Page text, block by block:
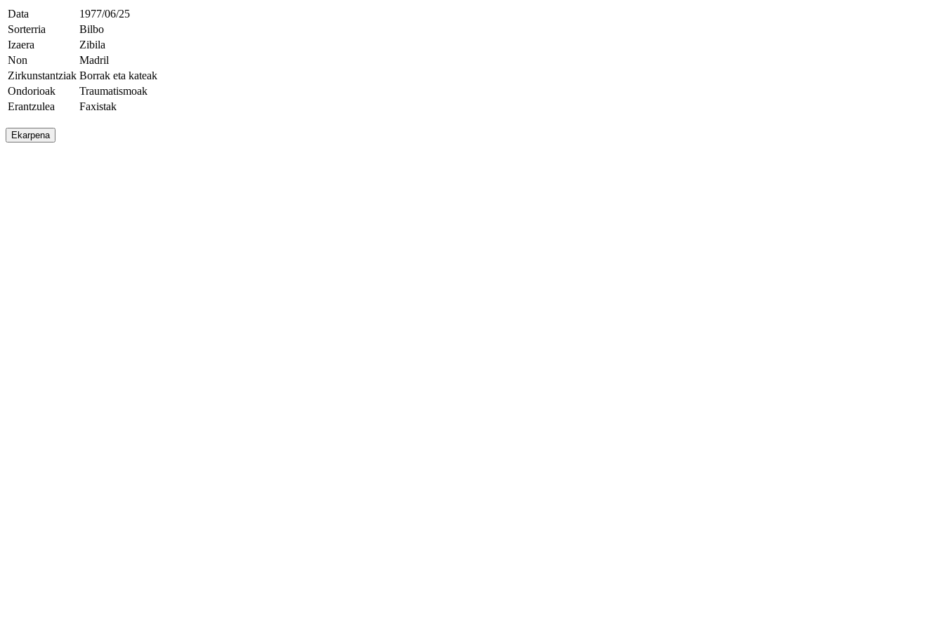
Data
1977/06/25
Sorterria
Bilbo
Izaera
Zibila
Non
Madril
Zirkunstantziak Borrak eta kateak
Ondorioak
Traumatismoak
Erantzulea
Faxistak